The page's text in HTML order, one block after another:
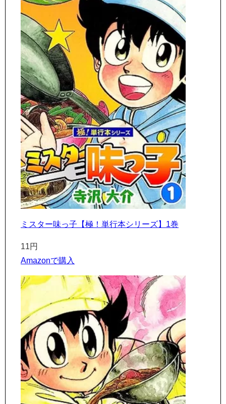
ミスター味っ子【極！単行本シリーズ】1巻
11円
Amazonで購入